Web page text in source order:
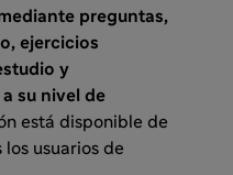
preguntas,
ejercicios
y
su nivel de
está disponible de
usuarios de